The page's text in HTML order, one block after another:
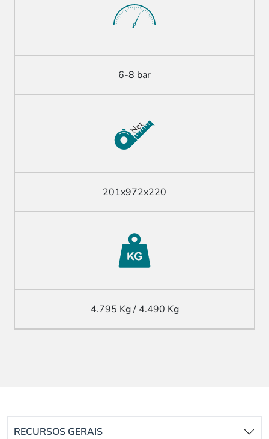
6-8 bar
201x972x220
4.795 Kg / 4.490 Kg
RECURSOS GERAIS